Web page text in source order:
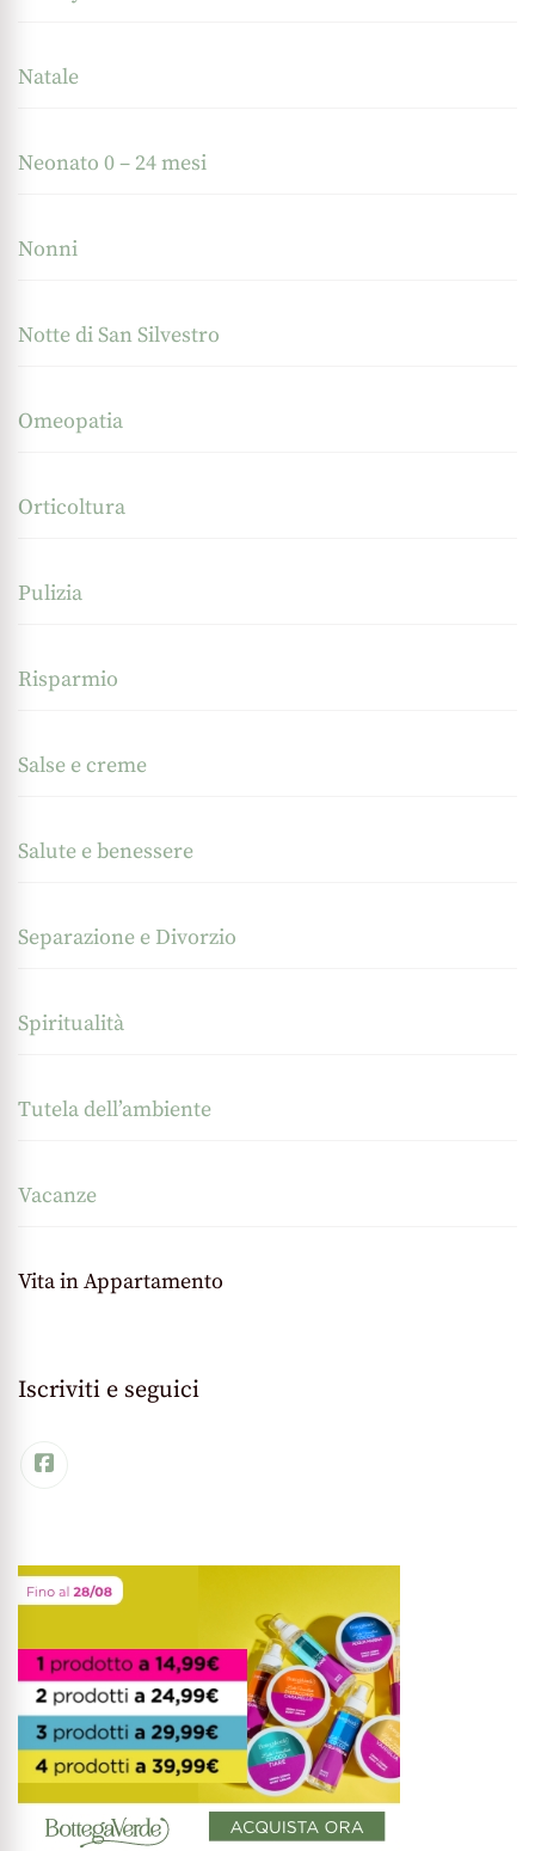
Natale
Neonato 0 – 24 mesi
Nonni
Notte di San Silvestro
Omeopatia
Orticoltura
Pulizia
Risparmio
Salse e creme
Salute e benessere
Separazione e Divorzio
Spiritualità
Tutela dell’ambiente
Vacanze
Vita in Appartamento
Iscriviti e seguici